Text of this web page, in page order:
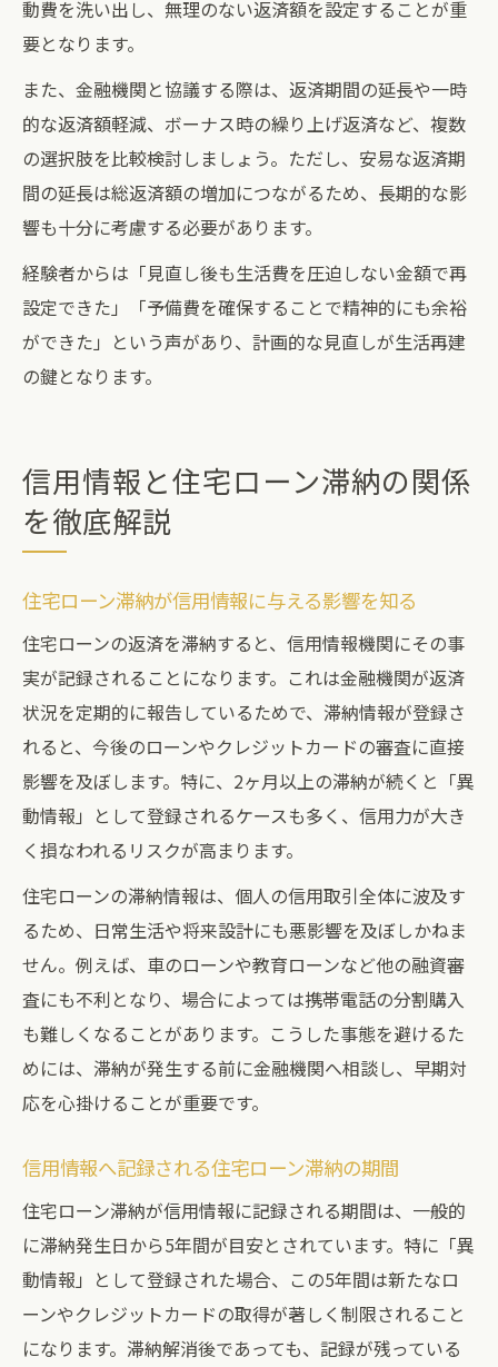
動費を洗い出し、無理のない返済額を設定することが重
要となります。
また、金融機関と協議する際は、返済期間の延長や一時
的な返済額軽減、ボーナス時の繰り上げ返済など、複数
の選択肢を比較検討しましょう。ただし、安易な返済期
間の延長は総返済額の増加につながるため、長期的な影
響も十分に考慮する必要があります。
経験者からは「見直し後も生活費を圧迫しない金額で再
設定できた」「予備費を確保することで精神的にも余裕
ができた」という声があり、計画的な見直しが生活再建
の鍵となります。
信用情報と住宅ローン滞納の関係
を徹底解説
住宅ローン滞納が信用情報に与える影響を知る
住宅ローンの返済を滞納すると、信用情報機関にその事
実が記録されることになります。これは金融機関が返済
状況を定期的に報告しているためで、滞納情報が登録さ
れると、今後のローンやクレジットカードの審査に直接
影響を及ぼします。特に、2ヶ月以上の滞納が続くと「異
動情報」として登録されるケースも多く、信用力が大き
く損なわれるリスクが高まります。
住宅ローンの滞納情報は、個人の信用取引全体に波及す
るため、日常生活や将来設計にも悪影響を及ぼしかねま
せん。例えば、車のローンや教育ローンなど他の融資審
査にも不利となり、場合によっては携帯電話の分割購入
も難しくなることがあります。こうした事態を避けるた
めには、滞納が発生する前に金融機関へ相談し、早期対
応を心掛けることが重要です。
信用情報へ記録される住宅ローン滞納の期間
住宅ローン滞納が信用情報に記録される期間は、一般的
に滞納発生日から5年間が目安とされています。特に「異
動情報」として登録された場合、この5年間は新たなロ
ーンやクレジットカードの取得が著しく制限されること
になります。滞納解消後であっても、記録が残っている